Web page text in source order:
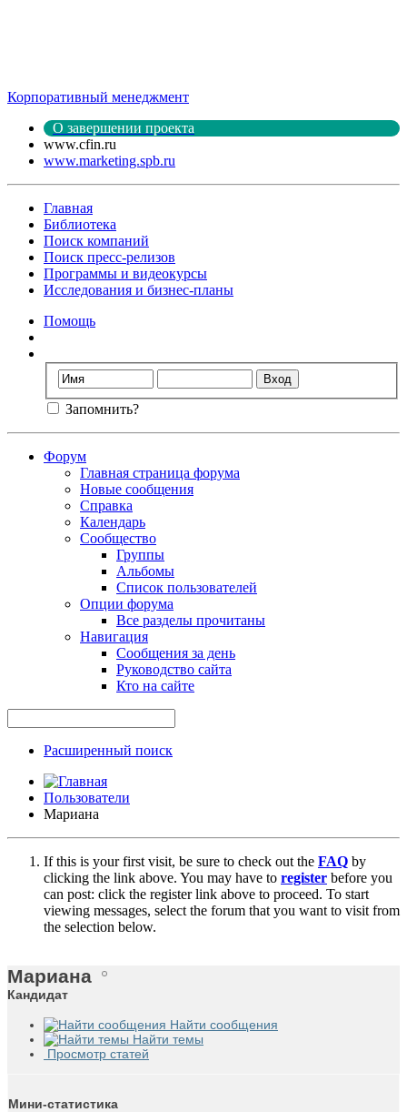
Корпоративный менеджмент
О завершении проекта
www.cfin.ru
www.marketing.spb.ru
Главная
Библиотека
Поиск компаний
Поиск пресс-релизов
Программы и видеокурсы
Исследования и бизнес-планы
Помощь
Запомнить?
Форум
Главная страница форума
Новые сообщения
Справка
Календарь
Сообщество
Группы
Альбомы
Список пользователей
Опции форума
Все разделы прочитаны
Навигация
Сообщения за день
Руководство сайта
Кто на сайте
Расширенный поиск
Пользователи
Мариана
If this is your first visit, be sure to check out the FAQ by
clicking the link above. You may have to register before you
can post: click the register link above to proceed. To start
viewing messages, select the forum that you want to visit from
the selection below.
Мариана
Кандидат
Найти сообщения
Найти темы
Просмотр статей
Мини-статистика